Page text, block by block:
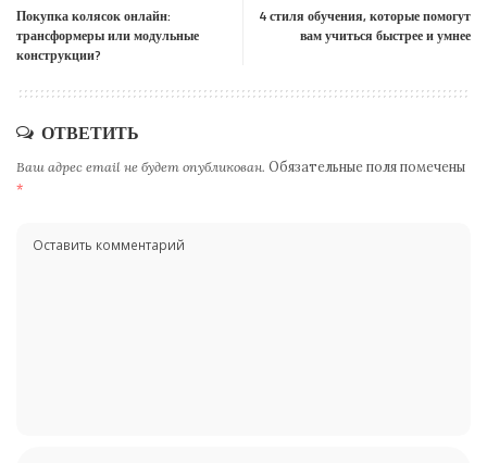
Покупка колясок онлайн:
трансформеры или модульные
конструкции?
4 стиля обучения, которые помогут
вам учиться быстрее и умнее
ОТВЕТИТЬ
Ваш адрес email не будет опубликован. Обязательные поля помечены
*